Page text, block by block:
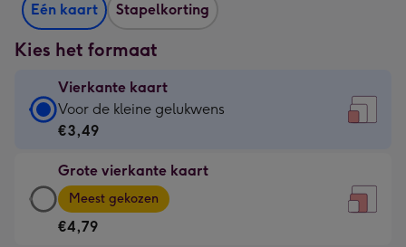
Eén kaart Stapelkorting
Kies het formaat
Vierkante kaart
Vierkante
kaart
€3,49
-
Voor
Voor de kleine gelukwens
€3,49
Grote vierkante kaart
Grote
vierkante
kaart
Meest gekozen
€4,79